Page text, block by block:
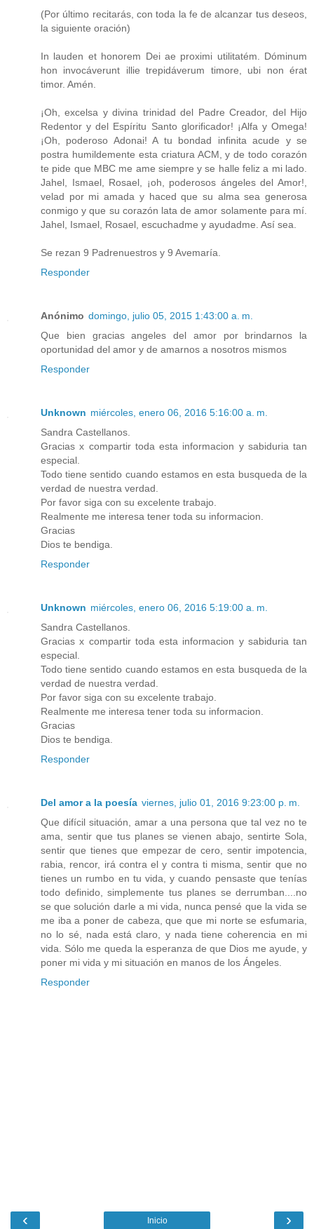
(Por último recitarás, con toda la fe de alcanzar tus deseos,
la siguiente oración)
In lauden et honorem Dei ae proximi utilitatém. Dóminum
hon invocáverunt illie trepidáverum timore, ubi non érat
timor. Amén.
¡Oh, excelsa y divina trinidad del Padre Creador, del Hijo
Redentor y del Espíritu Santo glorificador! ¡Alfa y Omega!
¡Oh, poderoso Adonai! A tu bondad infinita acude y se
postra humildemente esta criatura ACM, y de todo corazón
te pide que MBC me ame siempre y se halle feliz a mi lado.
Jahel, Ismael, Rosael, ¡oh, poderosos ángeles del Amor!,
velad por mi amada y haced que su alma sea generosa
conmigo y que su corazón lata de amor solamente para mí.
Jahel, Ismael, Rosael, escuchadme y ayudadme. Así sea.
Se rezan 9 Padrenuestros y 9 Avemaría.
Responder
Anónimo domingo, julio 05, 2015 1:43:00 a. m.
Que bien gracias angeles del amor por brindarnos la
oportunidad del amor y de amarnos a nosotros mismos
Responder
Unknown miércoles, enero 06, 2016 5:16:00 a. m.
Sandra Castellanos.
Gracias x compartir toda esta informacion y sabiduria tan
especial.
Todo tiene sentido cuando estamos en esta busqueda de la
verdad de nuestra verdad.
Por favor siga con su excelente trabajo.
Realmente me interesa tener toda su informacion.
Gracias
Dios te bendiga.
Responder
Unknown miércoles, enero 06, 2016 5:19:00 a. m.
Sandra Castellanos.
Gracias x compartir toda esta informacion y sabiduria tan
especial.
Todo tiene sentido cuando estamos en esta busqueda de la
verdad de nuestra verdad.
Por favor siga con su excelente trabajo.
Realmente me interesa tener toda su informacion.
Gracias
Dios te bendiga.
Responder
Del amor a la poesía viernes, julio 01, 2016 9:23:00 p. m.
Que difícil situación, amar a una persona que tal vez no te
ama, sentir que tus planes se vienen abajo, sentirte Sola,
sentir que tienes que empezar de cero, sentir impotencia,
rabia, rencor, irá contra el y contra ti misma, sentir que no
tienes un rumbo en tu vida, y cuando pensaste que tenías
todo definido, simplemente tus planes se derrumban....no
se que solución darle a mi vida, nunca pensé que la vida se
me iba a poner de cabeza, que que mi norte se esfumaria,
no lo sé, nada está claro, y nada tiene coherencia en mi
vida. Sólo me queda la esperanza de que Dios me ayude, y
poner mi vida y mi situación en manos de los Ángeles.
Responder
‹ ›
Inicio